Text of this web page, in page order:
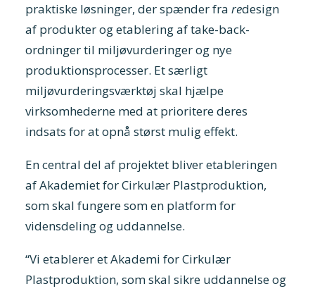
praktiske løsninger, der spænder fra redesign
af produkter og etablering af take-back-
ordninger til miljøvurderinger og nye
produktionsprocesser. Et særligt
miljøvurderingsværktøj skal hjælpe
virksomhederne med at prioritere deres
indsats for at opnå størst mulig effekt.
En central del af projektet bliver etableringen
af Akademiet for Cirkulær Plastproduktion,
som skal fungere som en platform for
vidensdeling og uddannelse.
“Vi etablerer et Akademi for Cirkulær
Plastproduktion, som skal sikre uddannelse og